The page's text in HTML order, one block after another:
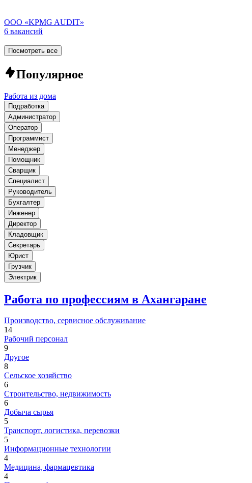
ООО «KPMG AUDIT»
6 вакансий
Посмотреть все
Популярное
Работа из дома
Подработка
Администратор
Оператор
Программист
Менеджер
Помощник
Сварщик
Специалист
Руководитель
Бухгалтер
Инженер
Директор
Кладовщик
Секретарь
Юрист
Грузчик
Электрик
Работа по профессиям в Ахангаране
Производство, сервисное обслуживание
14
Рабочий персонал
9
Другое
8
Сельское хозяйство
6
Строительство, недвижимость
6
Добыча сырья
5
Транспорт, логистика, перевозки
5
Информационные технологии
4
Медицина, фармацевтика
4